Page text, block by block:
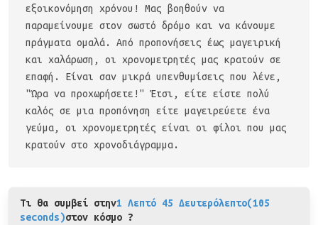
εξοικονόμηση χρόνου! Μας βοηθούν να
παραμείνουμε στον σωστό δρόμο και να κάνουμε
πράγματα ομαλά. Από προπονήσεις έως μαγειρική
και χαλάρωση, οι χρονομετρητές μας κρατούν σε
επαφή. Είναι σαν μικρά υπενθυμίσεις που λένε,
"Ώρα να προχωρήσετε!" Έτσι, είτε είστε πολύ
καλός σε μια προπόνηση είτε μαγειρεύετε ένα
γεύμα, οι χρονομετρητές είναι οι φίλοι που μας
κρατούν στο χρονοδιάγραμμα.
Τι θα συμβεί στην1 Λεπτό 45 Δευτερόλεπτο(105
seconds)στον κόσμο ?